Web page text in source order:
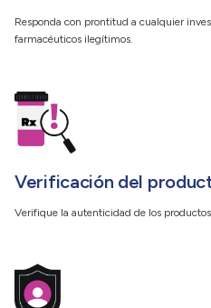
Responda con prontitud a cualquier
farmacéuticos ilegítimos.
Verificación del
Verifique la autenticidad de los